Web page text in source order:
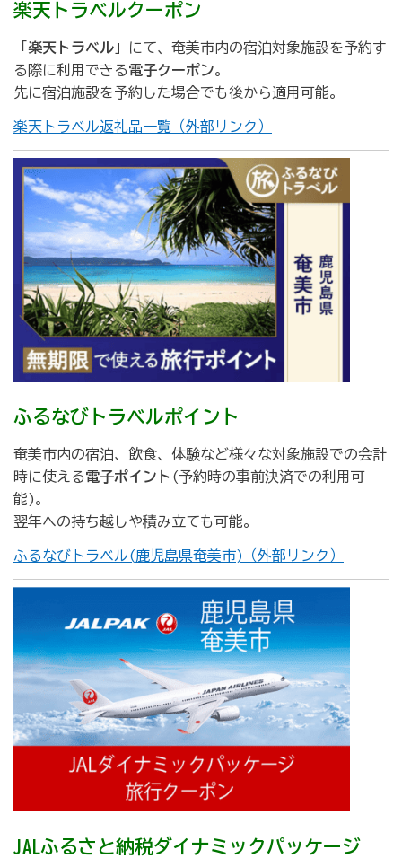
楽天トラベルクーポン
楽天トラベル 」にて、奄美市内の宿泊対象施設を予約す
る際に利用できる電子クーポン。
先に宿泊施設を予約した場合でも後から適用可能。
楽天トラベル返礼品一覧（外部リンク）
ふるなびトラベルポイント
奄美市内の宿泊、飲食、体験など様々な対象施設での会計
時に使える電子ポイント (予約時の事前決済での利用可
能)。
翌年への持ち越しや積み立ても可能。
ふるなびトラベル(鹿児島県奄美市)（外部リンク）
JALふるさと納税ダイナミックパッケージ